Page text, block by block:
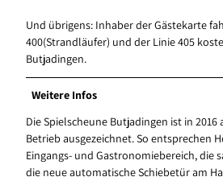
Und übrigens: Inhaber der Gästekarte
400(Strandläufer) und der Linie 405
Butjadingen.
Weitere Infos
Die Spielscheune Butjadingen ist in
Betrieb ausgezeichnet. So entsprechen
Eingangs- und Gastronomiebereich, die
die neue automatische Schiebetür am